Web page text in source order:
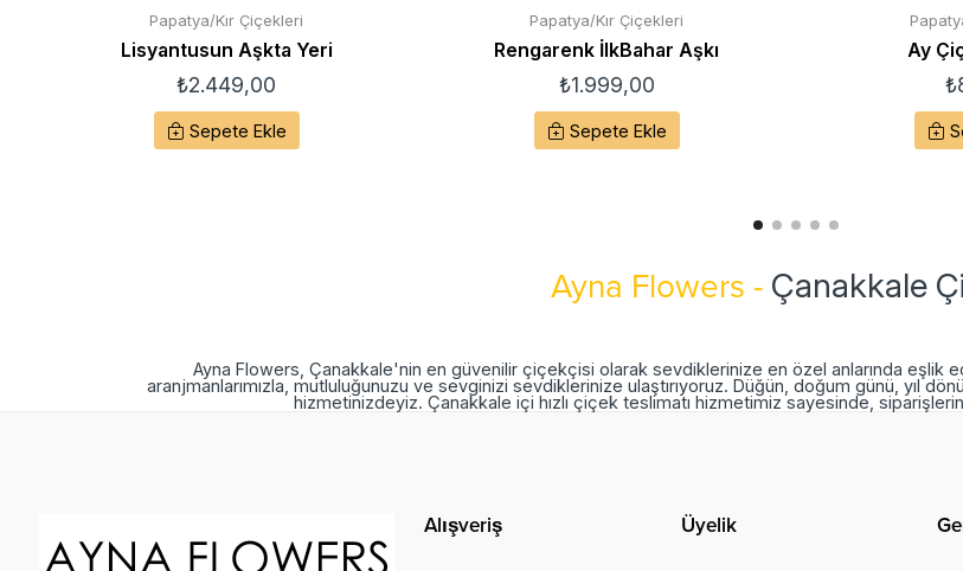
Papatya/Kır Çiçekleri
Lisyantusun Aşkta Yeri
₺2.449,00
Sepete Ekle
Papatya/Kır Çiçekleri
Rengarenk İlkBahar Aşkı
₺1.999,00
Sepete Ekle
Ay
₺
Ayna Flowers - Çanakkale
Ayna Flowers, Çanakkale'nin en güvenilir çiçekçisi olarak sevdiklerinize en özel anlarında
aranjmanlarımızla, mutluluğunuzu ve sevginizi sevdiklerinize ulaştırıyoruz. Düğün, doğum günü, yıl
hizmetinizdeyiz. Çanakkale içi hızlı çiçek teslimatı hizmetimiz sayesinde,
Alışveriş Üyelik